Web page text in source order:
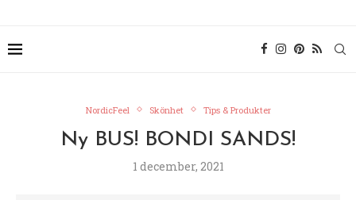
NordicFeel Skönhet Tips & Produkter
Ny BUS! BONDI SANDS!
1 december, 2021